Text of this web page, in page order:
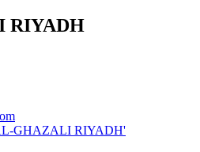
RIYADH
GHAZALI RIYADH'